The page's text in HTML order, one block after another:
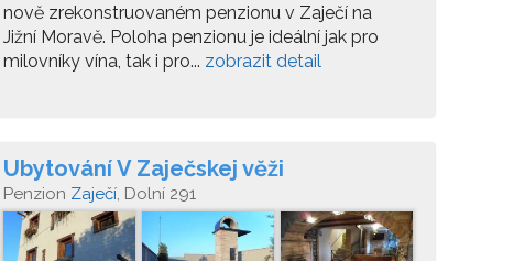
nově zrekonstruovaném penzionu v Zaječí na
Jižní Moravě. Poloha penzionu je ideální jak pro
milovníky vína, tak i pro... zobrazit detail
Ubytování V Zaječskej věži
Penzion Zaječí, Dolní 291